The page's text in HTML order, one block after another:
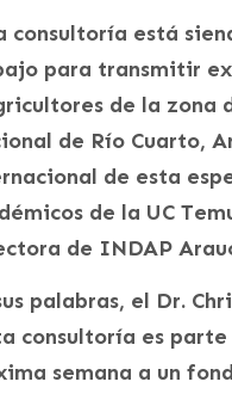
consultoría está
para transmitir
de la zona
de Río Cuarto,
de esta
de la UC
de INDAP
palabras, el Dr.
consultoría es
semana a un